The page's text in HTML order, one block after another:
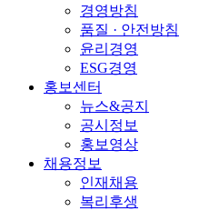
경영방침
품질 · 안전방침
윤리경영
ESG경영
홍보센터
뉴스&공지
공시정보
홍보영상
채용정보
인재채용
복리후생